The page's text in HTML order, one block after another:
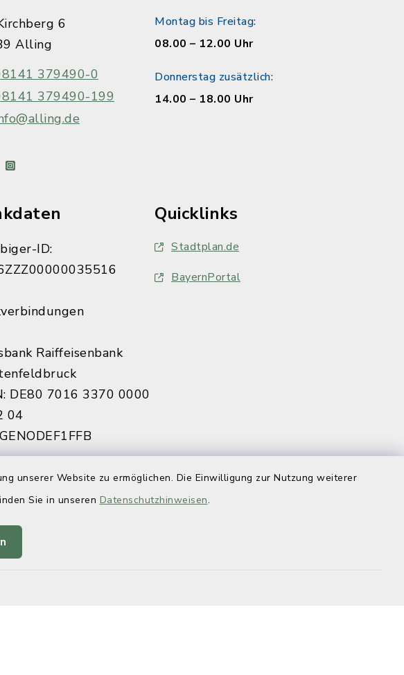
unserer Website zu ermöglichen. Die Einwilligung zur Nutzung weiterer
Sie in unseren Datenschutzhinweisen.
6
Alling
379490-0
379490-199
instagram
Montag bis Freitag:
08.00 – 12.00 Uhr
Donnerstag zusätzlich:
14.00 – 18.00 Uhr
ID:
Raiffeisenbank
DE80 7016 3370 0000
04
Fürstenfeldbruck
DE84 7005 3070 0009
Quicklinks
Stadtplan.de
BayernPortal